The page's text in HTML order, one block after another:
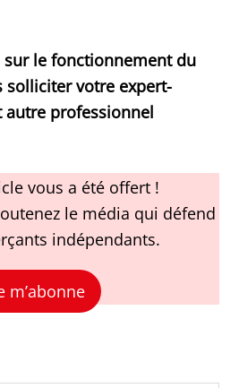
le fonctionnement du
solliciter votre expert-
professionnel
vous a été offert !
le média qui défend
indépendants.
m’abonne